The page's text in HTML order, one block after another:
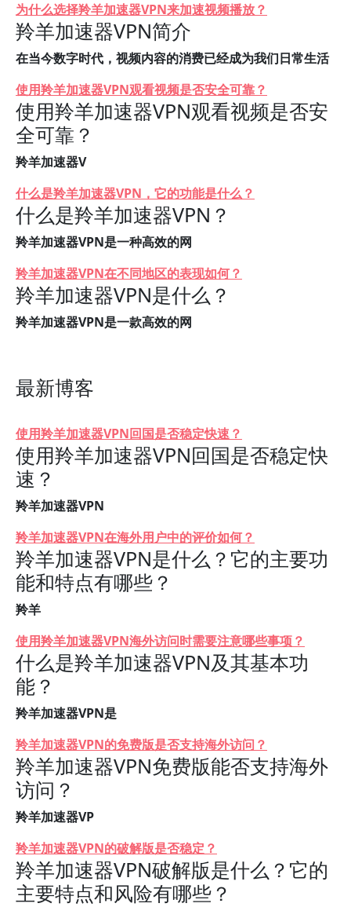
为什么选择羚羊加速器VPN来加速视频播放？
羚羊加速器VPN简介
在当今数字时代，视频内容的消费已经成为我们日常生活
使用羚羊加速器VPN观看视频是否安全可靠？
使用羚羊加速器VPN观看视频是否安
全可靠？
羚羊加速器V
什么是羚羊加速器VPN，它的功能是什么？
什么是羚羊加速器VPN？
羚羊加速器VPN是一种高效的网
羚羊加速器VPN在不同地区的表现如何？
羚羊加速器VPN是什么？
羚羊加速器VPN是一款高效的网
最新博客
使用羚羊加速器VPN回国是否稳定快速？
使用羚羊加速器VPN回国是否稳定快
速？
羚羊加速器VPN
羚羊加速器VPN在海外用户中的评价如何？
羚羊加速器VPN是什么？它的主要功
能和特点有哪些？
羚羊
使用羚羊加速器VPN海外访问时需要注意哪些事项？
什么是羚羊加速器VPN及其基本功
能？
羚羊加速器VPN是
羚羊加速器VPN的免费版是否支持海外访问？
羚羊加速器VPN免费版能否支持海外
访问？
羚羊加速器VP
羚羊加速器VPN的破解版是否稳定？
羚羊加速器VPN破解版是什么？它的
主要特点和风险有哪些？